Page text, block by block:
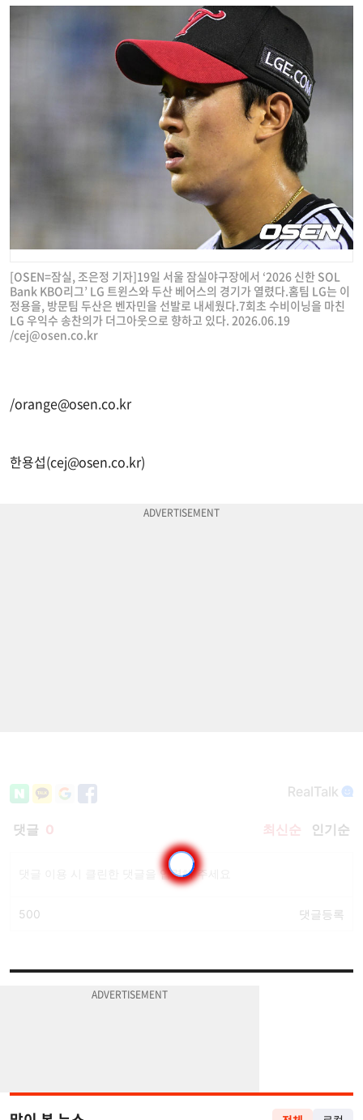
[OSEN=잠실, 조은정 기자]19일 서울 잠실야구장에서 ‘2026 신한 SOL
Bank KBO리그’ LG 트윈스와 두산 베어스의 경기가 열렸다.홈팀 LG는 이
정용을, 방문팀 두산은 벤자민을 선발로 내세웠다.7회초 수비이닝을 마친
LG 우익수 송찬의가 더그아웃으로 향하고 있다. 2026.06.19
/cej@osen.co.kr
/orange@osen.co.kr
한용섭(cej@osen.co.kr)